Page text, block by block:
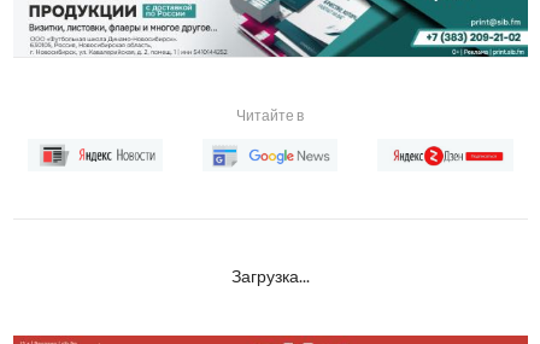
Читайте в
Загрузка...